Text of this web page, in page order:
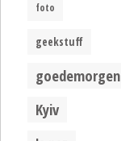
foto
geekstuff
goedemorgen
Kyiv